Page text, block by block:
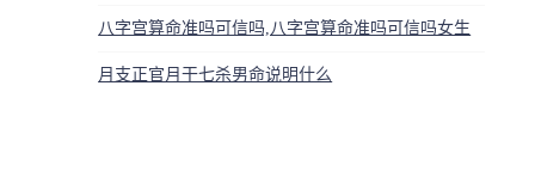
八字宫算命准吗可信吗,八字宫算命准吗可信吗女生
月支正官月干七杀男命说明什么